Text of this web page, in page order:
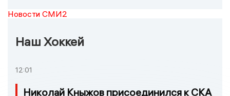
Новости СМИ2
Наш Хоккей
12:01
Николай Кныжов присоединился к СКА